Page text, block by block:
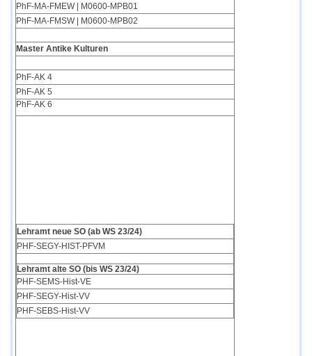
PhF-MA-FMEW | M0600-MPB01
PhF-MA-FMSW | M0600-MPB02
Master Antike Kulturen
PhF-AK 4
PhF-AK 5
PhF-AK 6
Lehramt neue SO (ab WS 23/24)
PHF-SEGY-HIST-PFVM
Lehramt alte SO (bis WS 23/24)
PHF-SEMS-Hist-VE
PHF-SEGY-Hist-VV
PHF-SEBS-Hist-VV